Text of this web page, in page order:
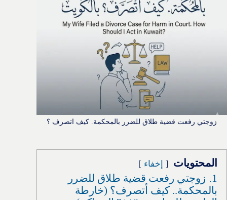
زوجتي رفعت قضية طلاق للضرر بالمحكمة. كيف اتصرف ؟
المحتويات إخفاء
1.
زوجتي رفعت قضية طلاق للضرر
بالمحكمة.. كيف أتصرف؟ (خارطة